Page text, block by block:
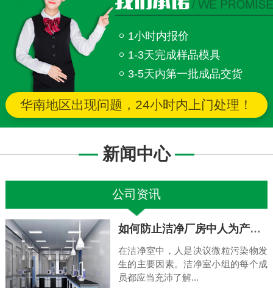
1小时内报价
1-3天完成样品模具
3-5天内第一批成品交货
华南地区出现问题，24小时内上门处理！
新闻中心
公司资讯
如何防止洁净厂房中人为产生的微粒污染物
在洁净室中，人是决议微粒污染物发
生的主要因素。洁净室小组的每个成
员都应当充沛了解...